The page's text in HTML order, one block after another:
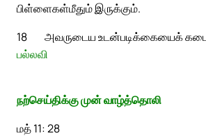
பிள்ளைகள்மீதும் இருக்கும்.
18
அவருடைய உடன்படிக்கையைக்
பல்லவி
நற்செய்திக்கு முன் வாழ்த்தொலி
மத் 11: 28